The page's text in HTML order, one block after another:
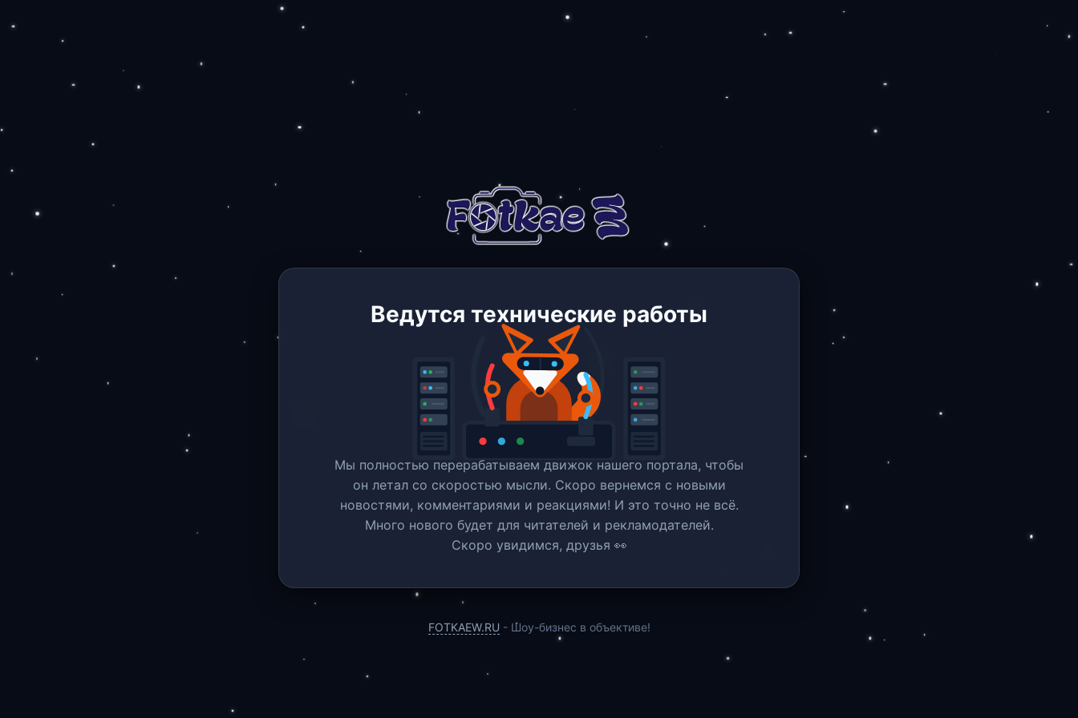
Ведутся технические работы
Мы полностью перерабатываем движок нашего портала, чтобы
он летал со скоростью мысли. Скоро вернемся c новыми
новостями, комментариями и реакциями! И это точно не всё.
Много нового будет для читателей и рекламодателей.
Скоро увидимся, друзья 👀
FOTKAEW.RU - Шоу-бизнес в объективе!